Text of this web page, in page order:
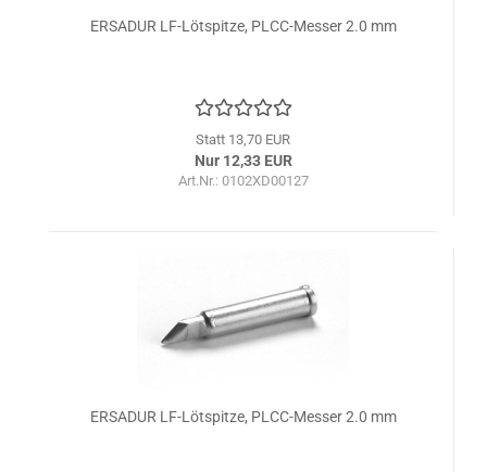
ERSADUR LF-Lötspitze, PLCC-Messer 2.0 mm
Statt 13,70 EUR
Nur 12,33 EUR
Art.Nr.: 0102XD00127
ERSADUR LF-Lötspitze, PLCC-Messer 2.0 mm